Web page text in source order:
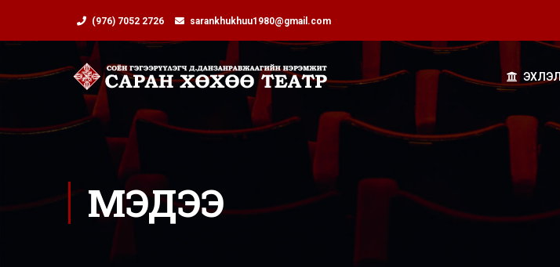
(976) 7052 2726 sarankhukhuu1980@gmail.com
МЭДЭЭ